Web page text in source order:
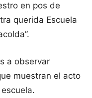
en pos de
querida Escuela
a observar
muestran el acto